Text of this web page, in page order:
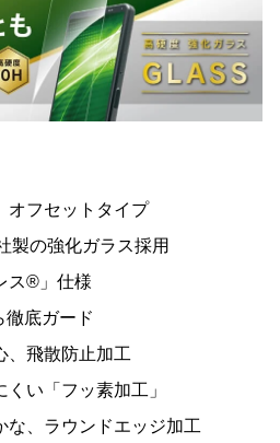
オフセットタイプ
製の強化ガラス採用
ス®」仕様
徹底ガード
、飛散防止加工
い「フッ素加工」
な、ラウンドエッジ加工